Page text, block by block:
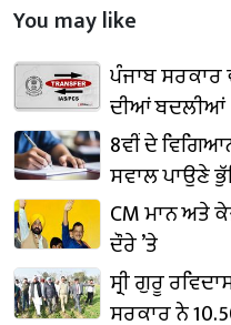
You may like
ਪੰਜਾਬ ਸਰਕਾਰ
ਦੀਆਂ ਬਦਲੀਆਂ
8ਵੀਂ ਦੇ
ਸਵਾਲ ਪਾਉਣੇ
CM ਮਾਨ ਅਤੇ
ਦੌਰੇ ’ਤੇ
ਸ੍ਰੀ ਗੁਰੂ
ਸਰਕਾਰ ਨੇ